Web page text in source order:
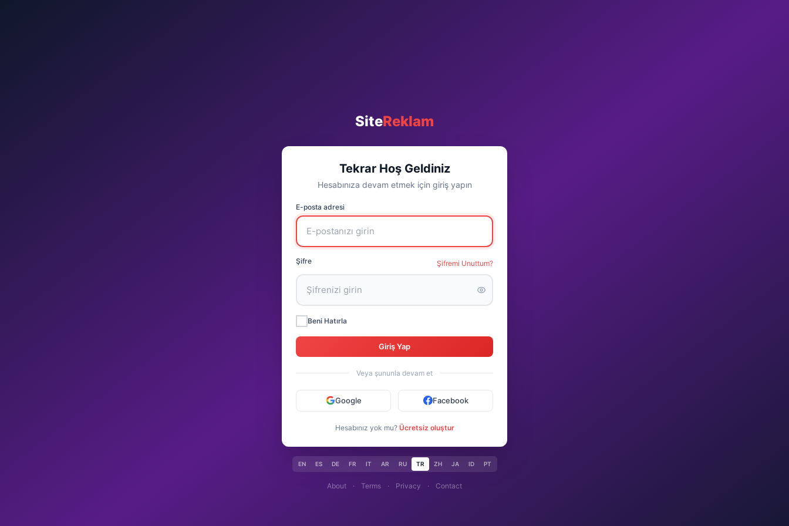
SiteReklam
Tekrar Hoş Geldiniz
Hesabınıza devam etmek için giriş yapın
E-posta adresi
Şifre Şifremi Unuttum?
Beni Hatırla
Giriş Yap
Veya şununla devam et
Google Facebook
Hesabınız yok mu? Ücretsiz oluştur
EN ES DE FR IT AR RU TR ZH JA ID PT
About · Terms · Privacy · Contact